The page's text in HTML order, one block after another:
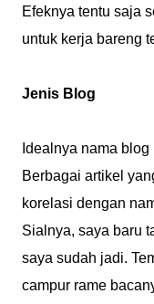
Efeknya tentu saja
untuk kerja bareng
Jenis Blog
Idealnya nama
Berbagai artikel
korelasi dengan
Sialnya, saya baru
saya sudah jadi.
campur rame